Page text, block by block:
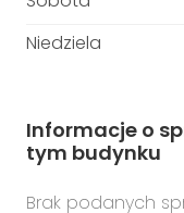
Niedziela
Informacje o
tym budynku
Brak podanych